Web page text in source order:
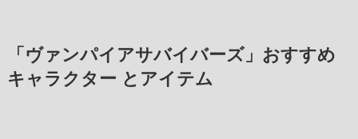
「ヴァンパイアサバイバーズ」おすすめ
キャラクター とアイテム